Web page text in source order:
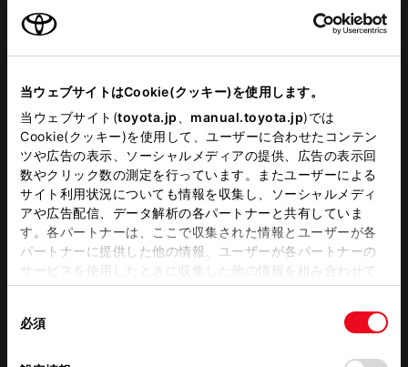
当ウェブサイトはCookie(クッキー)を使用します。
当ウェブサイト(toyota.jp manual.toyota.jp)では
Cookie(クッキー)を使用して、ユーザーに合わせたコンテン
ツや広告の表示、ソーシャルメディアの提供、広告の表示回
数やクリック数の測定を行っています。またユーザーによる
サイト利用状況についても情報を収集し、ソーシャルメディ
アや広告配信、データ解析の各パートナーと共有していま
す。各パートナーは、ここで収集された情報とユーザーが各
パートナーに提供した他の情報、ユーザーが各パートナーの
サービスを使用したときに収集した他の情報を組み合わせて
使用することがあります。当ウェブサイトの使用を続行する
必須
キッズコーナー
携帯電話取り扱い店
扱店
キッズルーム バリアフリー/多目的駐車場
G-Station 介助専門士のいるお店
バリアフリー/多目的トイレ WiFi
この販売店のウェブサイトはこちら